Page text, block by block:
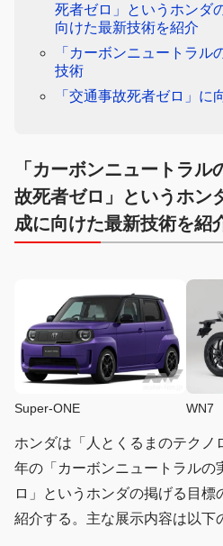
死者ゼロ」というホンダ
向けた最新技術を紹介
「カーボンニュートラル
技術
「交通事故死者ゼロ」に
「カーボンニュートラ
故死者ゼロ」というホン
成に向けた最新技術を紹
Super-ONE WN7
ホンダは「人とくるまのテクノ
年の「カーボンニュートラルの
ロ」というホンダの掲げる目標
紹介する。主な展示内容は以下